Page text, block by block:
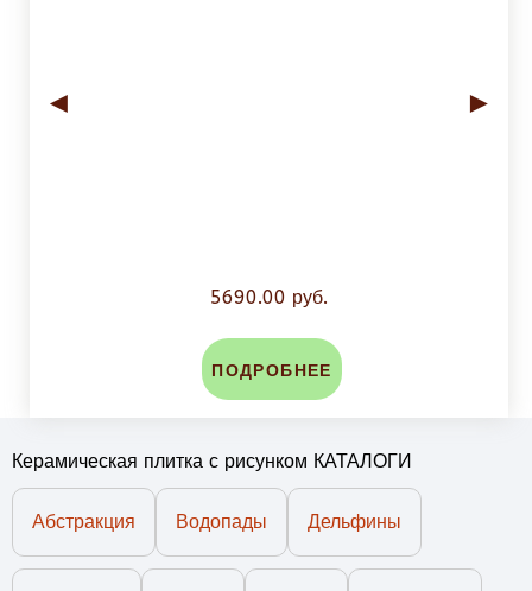
◄ ►
5690.00 руб.
ПОДРОБНЕЕ
Керамическая плитка с рисунком КАТАЛОГИ
Абстракция Водопады Дельфины